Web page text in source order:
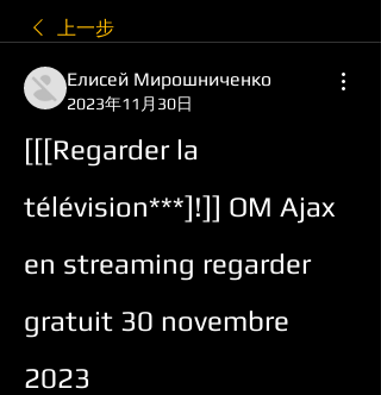
上一步
Елисей Мирошниченко
2023年11月30日
[[[Regarder la
télévision***]!]] OM Ajax
en streaming regarder
gratuit 30 novembre
2023